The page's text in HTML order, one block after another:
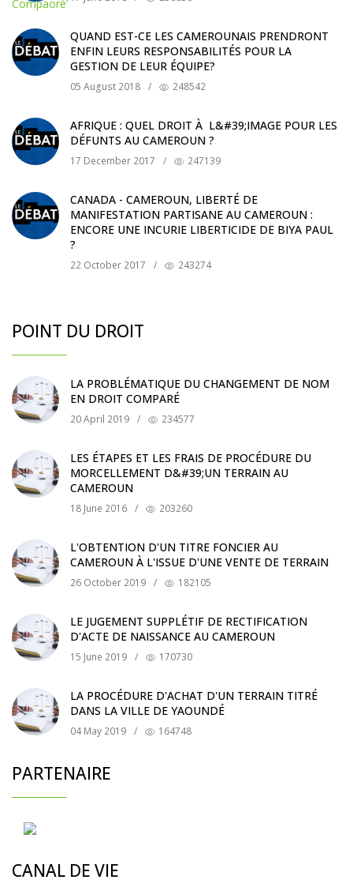
QUAND EST-CE LES CAMEROUNAIS PRENDRONT
ENFIN LEURS RESPONSABILITÉS POUR LA
GESTION DE LEUR ÉQUIPE?
05 August 2018 / 248542
AFRIQUE : QUEL DROIT À L&#39;IMAGE POUR LES
DÉFUNTS AU CAMEROUN ?
17 December 2017 / 247139
CANADA - CAMEROUN, LIBERTÉ DE
MANIFESTATION PARTISANE AU CAMEROUN :
ENCORE UNE INCURIE LIBERTICIDE DE BIYA PAUL
?
22 October 2017 / 243274
POINT DU DROIT
LA PROBLÉMATIQUE DU CHANGEMENT DE NOM
EN DROIT COMPARÉ
20 April 2019 / 234577
LES ÉTAPES ET LES FRAIS DE PROCÉDURE DU
MORCELLEMENT D&#39;UN TERRAIN AU
CAMEROUN
18 June 2016 / 203260
L'OBTENTION D'UN TITRE FONCIER AU
CAMEROUN À L'ISSUE D'UNE VENTE DE TERRAIN
26 October 2019 / 182105
LE JUGEMENT SUPPLÉTIF DE RECTIFICATION
D'ACTE DE NAISSANCE AU CAMEROUN
15 June 2019 / 170730
LA PROCÉDURE D'ACHAT D'UN TERRAIN TITRÉ
DANS LA VILLE DE YAOUNDÉ
04 May 2019 / 164748
PARTENAIRE
CANAL DE VIE